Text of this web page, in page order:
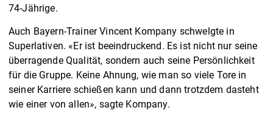
74-Jährige.
Auch Bayern-Trainer Vincent Kompany schwelgte in
Superlativen. «Er ist beeindruckend. Es ist nicht nur seine
überragende Qualität, sondern auch seine Persönlichkeit
für die Gruppe. Keine Ahnung, wie man so viele Tore in
seiner Karriere schießen kann und dann trotzdem dasteht
wie einer von allen», sagte Kompany.